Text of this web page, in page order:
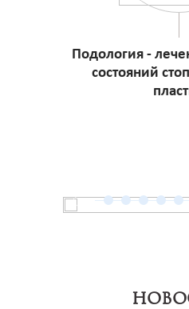
Подология -
состояний